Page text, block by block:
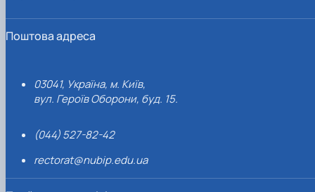
Поштова адреса
03041, Україна, м. Київ,
вул. Героїв Оборони, буд. 15.
(044) 527-82-42
rectorat@nubip.edu.ua